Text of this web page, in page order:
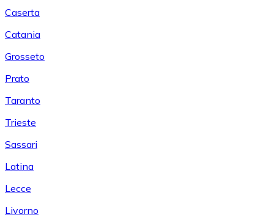
Caserta
Catania
Grosseto
Prato
Taranto
Trieste
Sassari
Latina
Lecce
Livorno